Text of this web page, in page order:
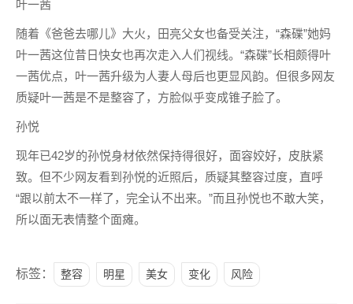
叶一茜
随着《爸爸去哪儿》大火，田亮父女也备受关注，“森碟”她妈
叶一茜这位昔日快女也再次走入人们视线。“森碟”长相颇得叶
一茜优点，叶一茜升级为人妻人母后也更显风韵。但很多网友
质疑叶一茜是不是整容了，方脸似乎变成锥子脸了。
孙悦
现年已42岁的孙悦身材依然保持得很好，面容姣好，皮肤紧
致。但不少网友看到孙悦的近照后，质疑其整容过度，直呼
“跟以前太不一样了，完全认不出来。”而且孙悦也不敢大笑，
所以面无表情整个面瘫。
标签： 整容 明星 美女 变化 风险